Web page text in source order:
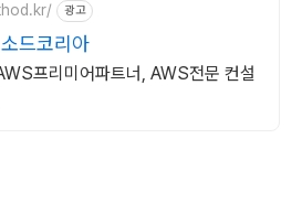
광고
드코리아
프리미어파트너, AWS전문 컨설